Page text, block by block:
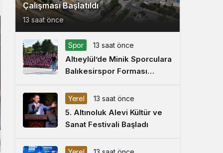
Çalışması Başlatıldı
13 saat önce
Spor 13 saat önce
Altıeylül’de Minik Sporculara
Balıkesirspor Forması
Hediye Edildi
Yerel 13 saat önce
5. Altınoluk Alevi Kültür ve
Sanat Festivali Başladı